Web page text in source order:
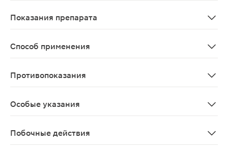
Показания препарата
Способ применения
Противопоказания
Особые указания
Побочные действия